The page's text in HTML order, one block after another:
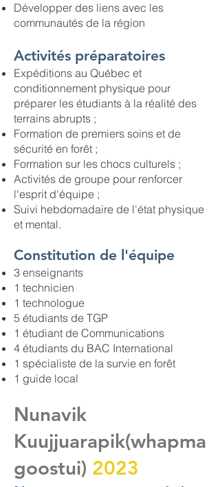
Développer des liens avec les
communautés de la région
Activités préparatoires
Expéditions au Québec et
conditionnement physique pour
préparer les étudiants à la réalité des
terrains abrupts ;
Formation de premiers soins et de
sécurité en forêt ;
Formation sur les chocs culturels ;
Activités de groupe pour renforcer
l'esprit d'équipe ;
Suivi hebdomadaire de l'état physique
et mental.
Constitution de l'équipe
3 enseignants
1 technicien
1 technologue
5 étudiants de TGP
1 étudiant de Communications
4 étudiants du BAC International
1 spécialiste de la survie en forêt
1 guide local
Nunavik
Kuujjuarapik(whapma
goostui) 2023